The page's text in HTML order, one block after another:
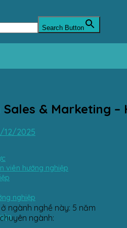
Search Button
viên hướng nghiệp
nghiệp
& Marketing
12/2025
ngành nghề này: 5 năm
ngành: